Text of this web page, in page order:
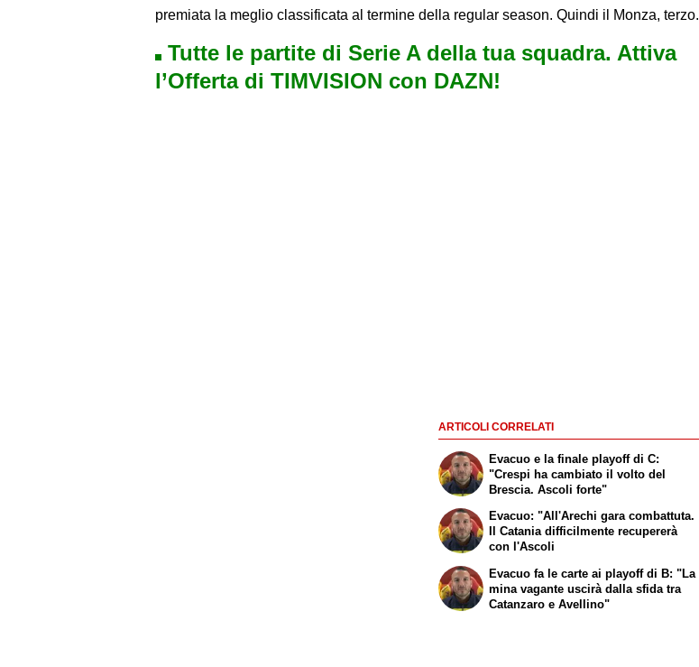
premiata la meglio classificata al termine della regular season. Quindi il Monza, terzo.
Tutte le partite di Serie A della tua squadra. Attiva
l’Offerta di TIMVISION con DAZN!
ARTICOLI CORRELATI
Evacuo e la finale playoff di C:
"Crespi ha cambiato il volto del
Brescia. Ascoli forte"
Evacuo: "All'Arechi gara combattuta.
Il Catania difficilmente recupererà
con l'Ascoli
Evacuo fa le carte ai playoff di B: "La
mina vagante uscirà dalla sfida tra
Catanzaro e Avellino"